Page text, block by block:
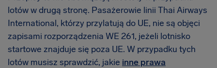
lotów w drugą stronę. Pasażerowie linii Thai Airways
International, którzy przylatują do UE, nie są objęci
zapisami rozporządzenia WE 261, jeżeli lotnisko
startowe znajduje się poza UE. W przypadku tych
lotów musisz sprawdzić, jakie inne prawa